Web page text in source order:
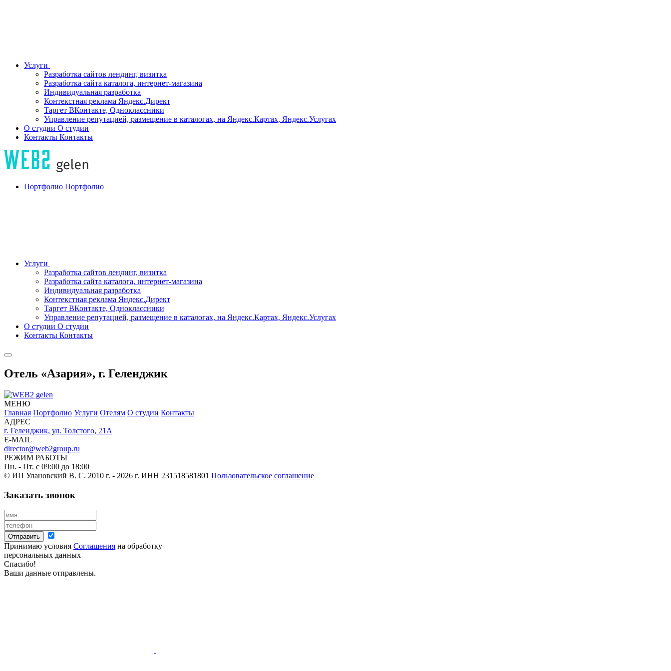
Услуги
Разработка сайтов лендинг, визитка
Разработка сайта каталога, интернет-магазина
Индивидуальная разработка
Контекстная реклама Яндекс.Директ
Таргет ВКонтакте, Одноклассники
Управление репутацией, размещение в каталогах, на Яндекс.Картах, Яндекс.Услугах
О студии О студии
Контакты Контакты
Портфолио Портфолио
Услуги
Разработка сайтов лендинг, визитка
Разработка сайта каталога, интернет-магазина
Индивидуальная разработка
Контекстная реклама Яндекс.Директ
Таргет ВКонтакте, Одноклассники
Управление репутацией, размещение в каталогах, на Яндекс.Картах, Яндекс.Услугах
О студии О студии
Контакты Контакты
Отель «Азария», г. Геленджик
МЕНЮ
Главная Портфолио Услуги Отелям О студии Контакты
АДРЕС
г. Геленджик, ул. Толстого, 21А
E-MAIL
director@web2group.ru
РЕЖИМ РАБОТЫ
Пн. - Пт. с 09:00 до 18:00
© ИП Улановский В. С. 2010 г. - 2026 г. ИНН 231518581801 Пользовательское соглашение
Заказать звонок
Отправить
Принимаю условия Соглашения на обработку
персональных данных
Спасибо!
Ваши данные отправлены.